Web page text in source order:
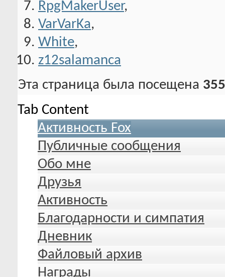
RpgMakerUser,
VarVarKa,
White,
z12salamanca
Эта страница была посещена
Tab Content
Активность Fox
Публичные сообщения
Обо мне
Друзья
Активность
Благодарности и симпатия
Дневник
Файловый архив
Награды